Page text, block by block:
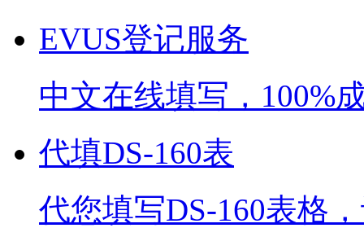
EVUS登记服务
中文在线填写，100%
代填DS-160表
代您填写DS-160表格